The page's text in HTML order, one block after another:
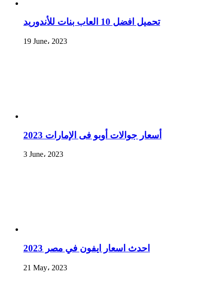
تحميل افضل 10 العاب بنات للأندوريد
19 June، 2023
أسعار جوالات أوبو فى الإمارات 2023
3 June، 2023
احدث اسعار ايفون في مصر 2023
21 May، 2023